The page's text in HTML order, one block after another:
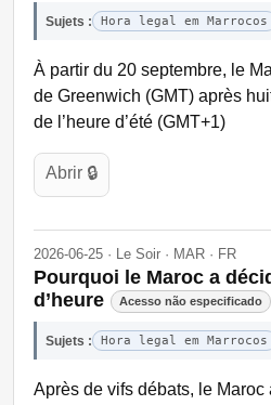
Sujets : Hora legal em Marrocos
À partir du 20 septembre, le
de Greenwich (GMT) après
de l’heure d’été (GMT+1)
Abrir 🔒
2026-06-25 · Le Soir · MAR · FR
Pourquoi le Maroc a
d’heure
Acesso não especificado
Sujets : Hora legal em Marrocos
Après de vifs débats, le